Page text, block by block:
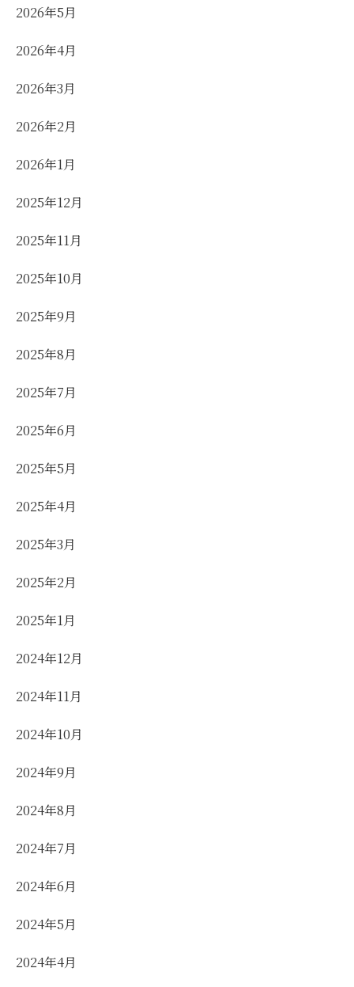
2026年5月
2026年4月
2026年3月
2026年2月
2026年1月
2025年12月
2025年11月
2025年10月
2025年9月
2025年8月
2025年7月
2025年6月
2025年5月
2025年4月
2025年3月
2025年2月
2025年1月
2024年12月
2024年11月
2024年10月
2024年9月
2024年8月
2024年7月
2024年6月
2024年5月
2024年4月